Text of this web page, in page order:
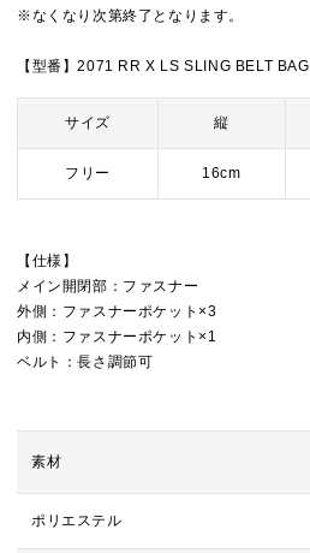
※なくなり次第終了となります。
【型番】2071 RR X LS SLING BELT BAG
サイズ 縦
フリー 16cm
【仕様】
メイン開閉部：ファスナー
外側：ファスナーポケット×3
内側：ファスナーポケット×1
ベルト：長さ調節可
素材
ポリエステル